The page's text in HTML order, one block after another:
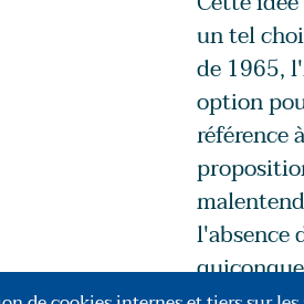
un tel
de 1965,
option
référence
l'absence